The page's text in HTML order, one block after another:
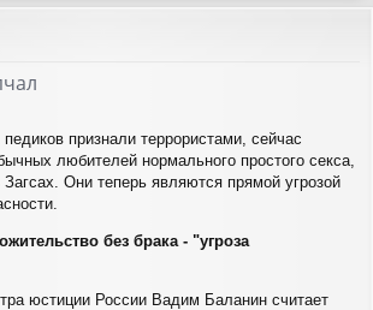
р
признали террористами, сейчас
любителей нормального простого секса,
Загсах. Они теперь являются прямой угрозой
без брака - "угроза
юстиции России Вадим Баланин считает